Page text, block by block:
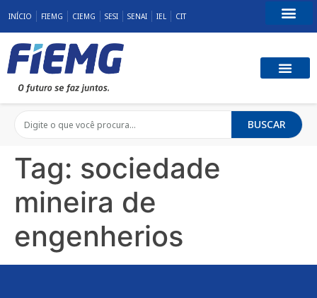
INÍCIO FIEMG CIEMG SESI SENAI IEL CIT
BUSCAR
Tag: sociedade
mineira de
engenherios